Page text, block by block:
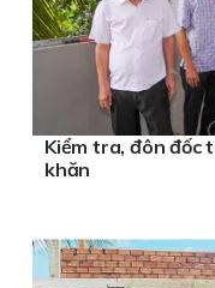
Kiểm tra, đôn đốc
khăn